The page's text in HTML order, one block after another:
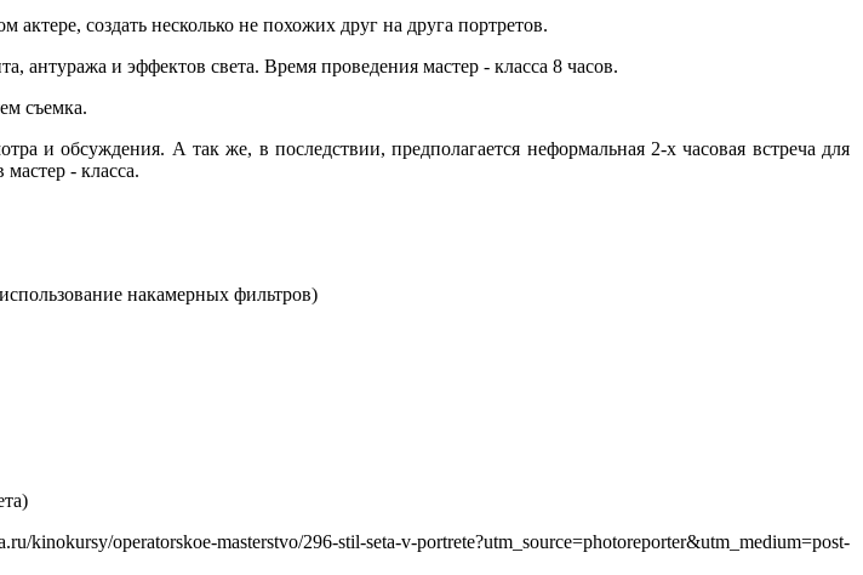
создать несколько не похожих друг на друга портретов.
антуража и эффектов света. Время проведения мастер - класса 8 часов.
съемка.
и обсуждения. А так же, в последствии, предполагается неформальная 2-х часовая встреча для
- класса.
накамерных фильтров)
masterstvo/296-stil-seta-v-portrete?utm_source=photoreporter&utm_medium=post-